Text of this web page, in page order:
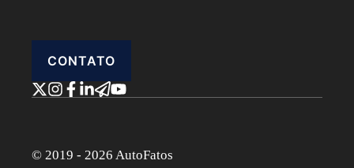
CONTATO
© 2019 - 2026 AutoFatos